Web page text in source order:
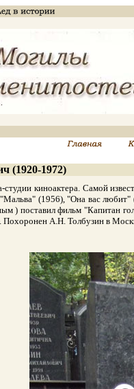
(1920-1972)
киноактера. Самой
(1956), "Она вас
) поставил фильм "Капитан
А.Н. Толбузин в